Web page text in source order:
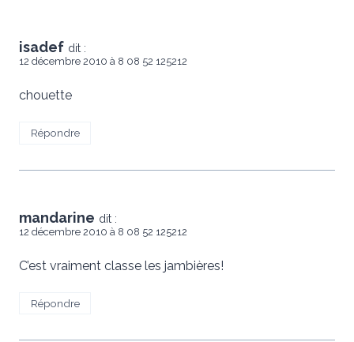
isadef dit :
12 décembre 2010 à 8 08 52 125212
chouette
Répondre
mandarine dit :
12 décembre 2010 à 8 08 52 125212
C’est vraiment classe les jambières!
Répondre